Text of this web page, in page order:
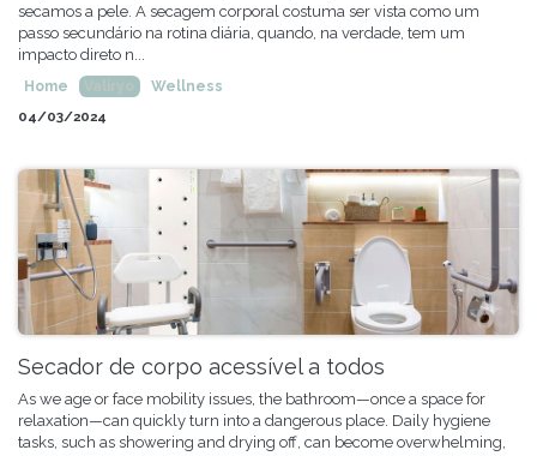
secamos a pele. A secagem corporal costuma ser vista como um
passo secundário na rotina diária, quando, na verdade, tem um
impacto direto n...
Home Valiryo
Wellness
04/03/2024
Secador de corpo acessível a todos
As we age or face mobility issues, the bathroom—once a space for
relaxation—can quickly turn into a dangerous place. Daily hygiene
tasks, such as showering and drying off, can become overwhelming,